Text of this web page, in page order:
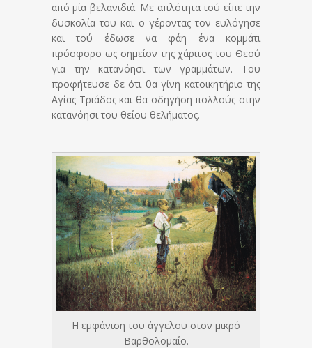
από μία βελανιδιά. Με απλότητα τού είπε την
δυσκολία του και ο γέροντας τον ευλόγησε
και τού έδωσε να φάη ένα κομμάτι
πρόσφορο ως σημείον της χάριτος του Θεού
για την κατανόησι των γραμμάτων. Του
προφήτευσε δε ότι θα γίνη κατοικητήριο της
Αγίας Τριάδος και θα οδηγήση πολλούς στην
κατανόησι του θείου θελήματος.
Η εμφάνιση του άγγελου στον μικρό
Βαρθολομαίο.